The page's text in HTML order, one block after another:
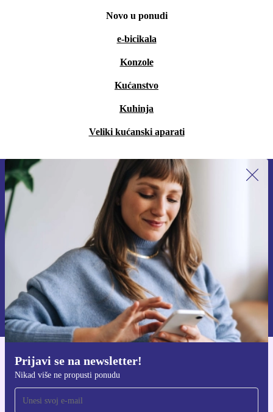
Novo u ponudi
e-bicikala
Konzole
Kućanstvo
Kuhinja
Veliki kućanski aparati
Prijavi se na newsletter!
Nikad više ne propusti ponudu
Prijavi se na newsletter!
Nikad više ne propusti ponudu.
Zatraži kupon
Informacije o korištenju osobnih podataka možeš pronaći u našim
Pravilima privatnosti.
Preuzmi refurbed aplikaciju
Za iOS i Android